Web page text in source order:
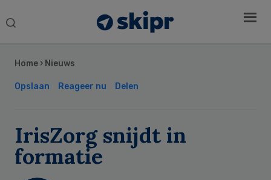
Search
Home › Nieuws
Opslaan Reageer nu Delen
IrisZorg snijdt in
formatie
Sidebar